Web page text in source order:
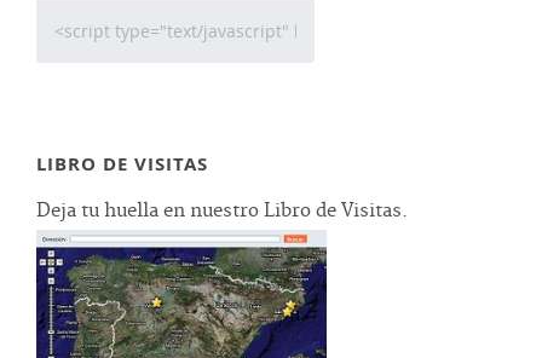
LIBRO DE VISITAS
Deja tu huella en nuestro Libro de Visitas.